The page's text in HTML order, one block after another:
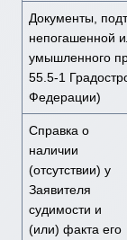
Документы,
непогашенной
умышленного
55.5-1
Федерации)
Справка о
наличии
(отсутствии) у
Заявителя
судимости и
(или) факта его